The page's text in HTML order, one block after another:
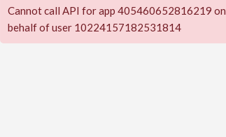
Cannot call API for app 405460652816219 on
behalf of user 10224157182531814